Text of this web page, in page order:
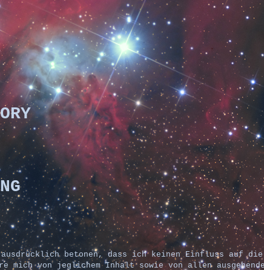
betonen, dass ich keinen Einfluss auf
mich von jeglichem Inhalt sowie von allen